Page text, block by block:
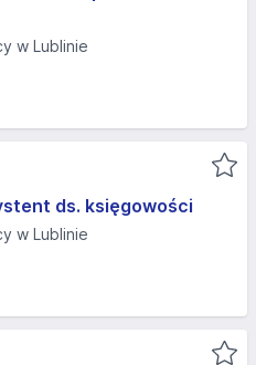
w Lublinie
ds. księgowości
w Lublinie